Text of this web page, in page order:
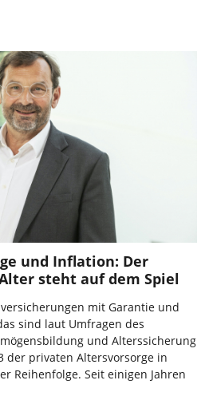
und Inflation: Der
steht auf dem Spiel
mit Garantie und
sind laut Umfragen des
und Alterssicherung
der privaten Altersvorsorge in
Reihenfolge. Seit einigen Jahren